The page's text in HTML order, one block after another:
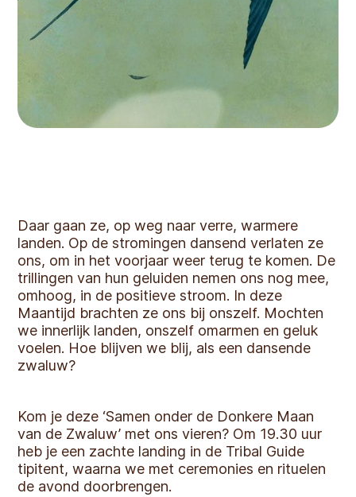
Daar gaan ze, op weg naar verre, warmere
landen. Op de stromingen dansend verlaten ze
ons, om in het voorjaar weer terug te komen. De
trillingen van hun geluiden nemen ons nog mee,
omhoog, in de positieve stroom. In deze
Maantijd brachten ze ons bij onszelf. Mochten
we innerlijk landen, onszelf omarmen en geluk
voelen. Hoe blijven we blij, als een dansende
zwaluw?
Kom je deze ‘Samen onder de Donkere Maan
van de Zwaluw’ met ons vieren? Om 19.30 uur
heb je een zachte landing in de Tribal Guide
tipitent, waarna we met ceremonies en rituelen
de avond doorbrengen.